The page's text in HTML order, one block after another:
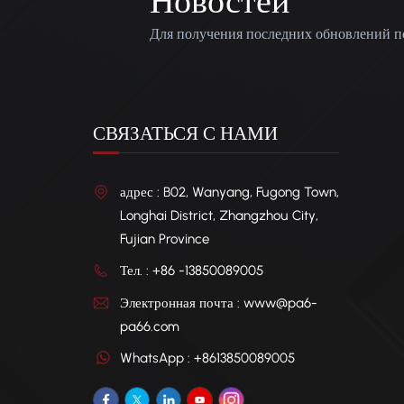
Для получения последних обновлений
СВЯЗАТЬСЯ С НАМИ
адрес : B02, Wanyang, Fugong Town,
Longhai District, Zhangzhou City,
Fujian Province
Тел. : +86 -13850089005
Электронная почта : www@pa6-
pa66.com
WhatsApp : +8613850089005